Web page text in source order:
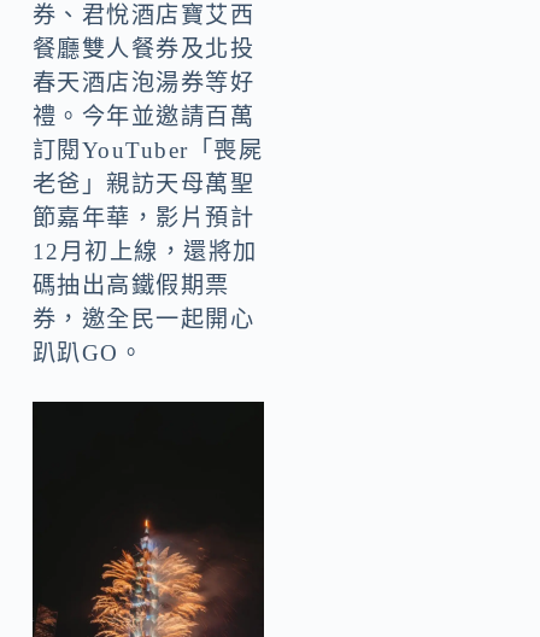
券、君悅酒店寶艾西
餐廳雙人餐券及北投
春天酒店泡湯券等好
禮。今年並邀請百萬
訂閱YouTuber「喪屍
老爸」親訪天母萬聖
節嘉年華，影片預計
12月初上線，還將加
碼抽出高鐵假期票
券，邀全民一起開心
趴趴GO。